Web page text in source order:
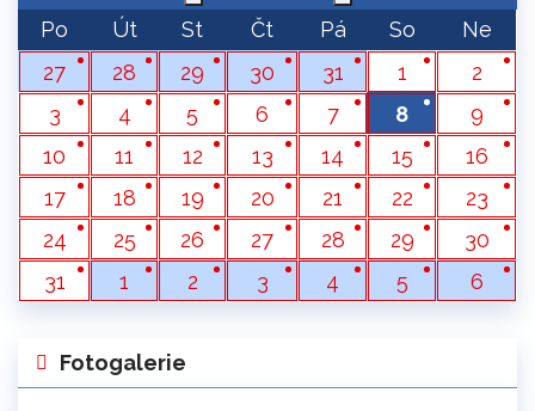
Po
Út St Čt Pá So
Ne
27
28 29 30 31 1
2
3
4 5 6 7 8
9
10
11 12 13 14 15
16
17
18 19 20 21 22
23
24
25 26 27 28 29
30
31
1 2 3 4 5 6
Fotogalerie